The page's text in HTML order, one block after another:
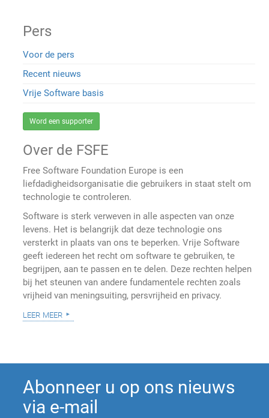
Pers
Voor de pers
Recent nieuws
Vrije Software basis
Word een supporter
Over de FSFE
Free Software Foundation Europe is een
liefdadigheidsorganisatie die gebruikers in staat stelt om
technologie te controleren.
Software is sterk verweven in alle aspecten van onze
levens. Het is belangrijk dat deze technologie ons
versterkt in plaats van ons te beperken. Vrije Software
geeft iedereen het recht om software te gebruiken, te
begrijpen, aan te passen en te delen. Deze rechten helpen
bij het steunen van andere fundamentele rechten zoals
vrijheid van meningsuiting, persvrijheid en privacy.
leer meer
Abonneer u op ons nieuws
via e-mail